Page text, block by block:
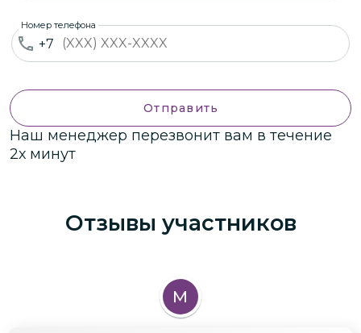
+7
Номер телефона
Отправить
Наш менеджер перезвонит вам в течение
2х минут
Отзывы участников
М